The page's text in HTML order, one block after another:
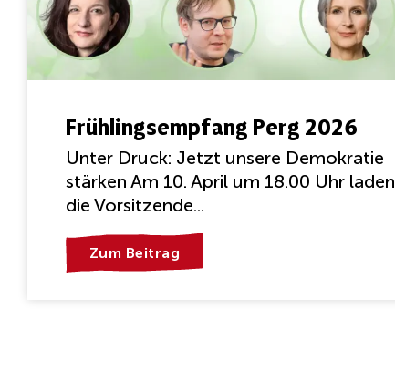
Frühlingsempfang Perg 2026
Unter Druck: Jetzt unsere Demokratie
stärken Am 10. April um 18.00 Uhr laden
die Vorsitzende...
Zum Beitrag